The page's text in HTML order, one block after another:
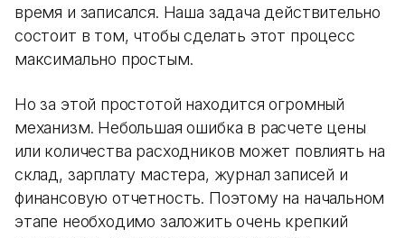
время и записался. Наша задача действительно
состоит в том, чтобы сделать этот процесс
максимально простым.
Но за этой простотой находится огромный
механизм. Небольшая ошибка в расчете цены
или количества расходников может повлиять на
склад, зарплату мастера, журнал записей и
финансовую отчетность. Поэтому на начальном
этапе необходимо заложить очень крепкий